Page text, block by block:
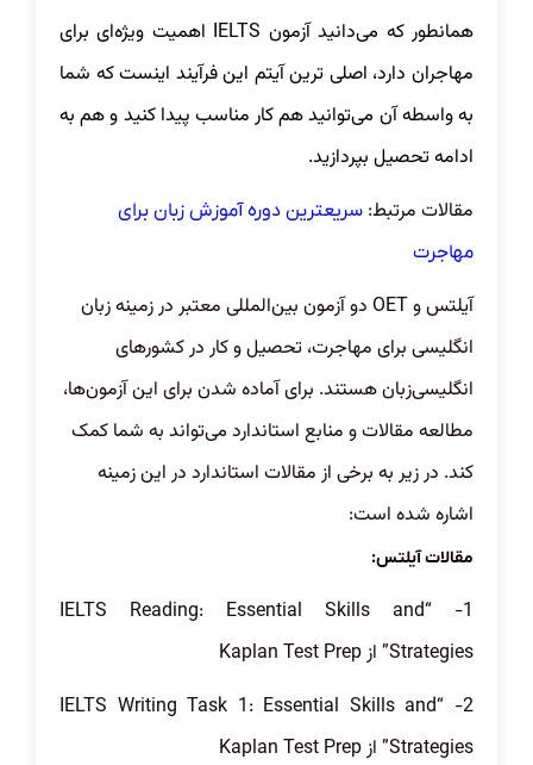
همانطور که می‌دانید آزمون IELTS اهمیت ویژه‌ای برای
مهاجران دارد، اصلی‌ ترین آیتم این فرآیند اینست که شما
به واسطه آن می‌توانید هم کار مناسب پیدا کنید و هم به
ادامه تحصیل بپردازید.
مقالات مرتبط: سریعترین دوره آموزش زبان برای
مهاجرت
آیلتس و OET دو آزمون بین‌المللی معتبر در زمینه زبان
انگلیسی برای مهاجرت، تحصیل و کار در کشورهای
انگلیسی‌زبان هستند. برای آماده شدن برای این آزمون‌ها،
مطالعه مقالات و منابع استاندارد می‌تواند به شما کمک
کند. در زیر به برخی از مقالات استاندارد در این زمینه
اشاره شده است:
مقالات آیلتس:
1- “IELTS Reading: Essential Skills and
Strategies” از Kaplan Test Prep
2- “IELTS Writing Task 1: Essential Skills and
Strategies” از Kaplan Test Prep